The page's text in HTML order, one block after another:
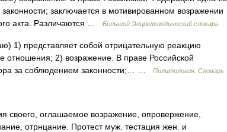
заключается в мотивированном возражении
акта. Различаются …
Большой Энциклопедический словарь
1) представляет собой отрицательную реакцию
отношения; 2) возражение. В праве Российской
за соблюдением законности;… …
Политология. Словарь.
своего, оглашаемое возражение, опровержение,
отрнцание. Протест муж. тестация жен. и